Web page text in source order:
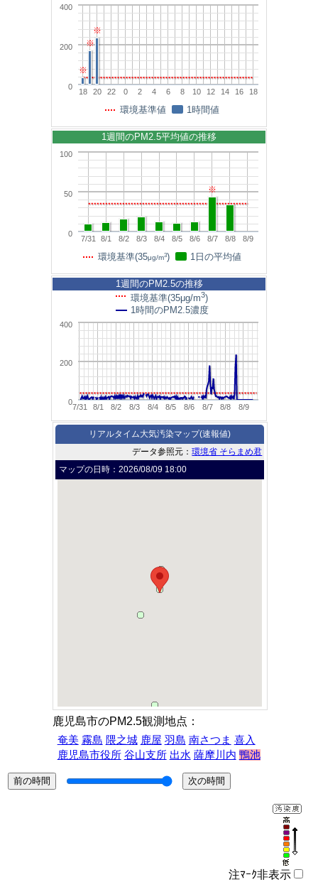
※
※
※
18 20 22 0 2 4 6 8 10 12 14 16 18
0
200
400
環境基準値 1時間値
※
7/31 8/1 8/2 8/3 8/4 8/5 8/6 8/7 8/8 8/9
0
50
100
1週間のPM2.5平均値の推移
環境基準(35μg/m3) 1日の平均値
7/31 8/1 8/2 8/3 8/4 8/5 8/6 8/7 8/8 8/9
0
200
400
1週間のPM2.5の推移
環境基準(35μg/m3)
1時間のPM2.5濃度
リアルタイム大気汚染マップ(速報値)
データ参照元：環境省 そらまめ君
マップの日時：2026/08/09 18:00
鹿児島市のPM2.5観測地点：
奄美 霧島 隈之城 鹿屋 羽島 南さつま 喜入
鹿児島市役所 谷山支所 出水 薩摩川内 鴨池
注ﾏｰｸ非表示